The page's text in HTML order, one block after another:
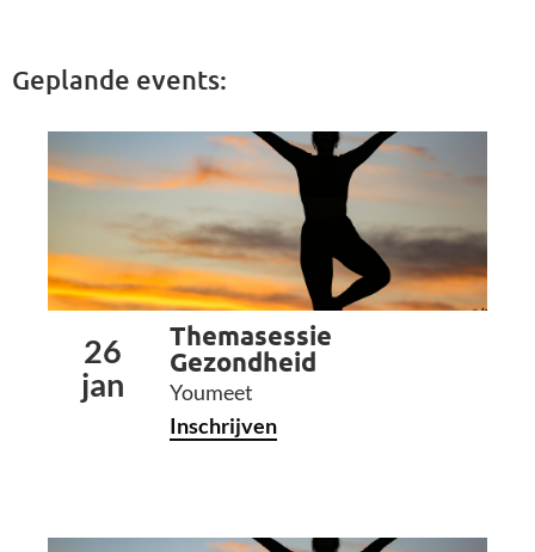
Geplande events:
26
jan
Themasessie
Gezondheid
Youmeet
Inschrijven